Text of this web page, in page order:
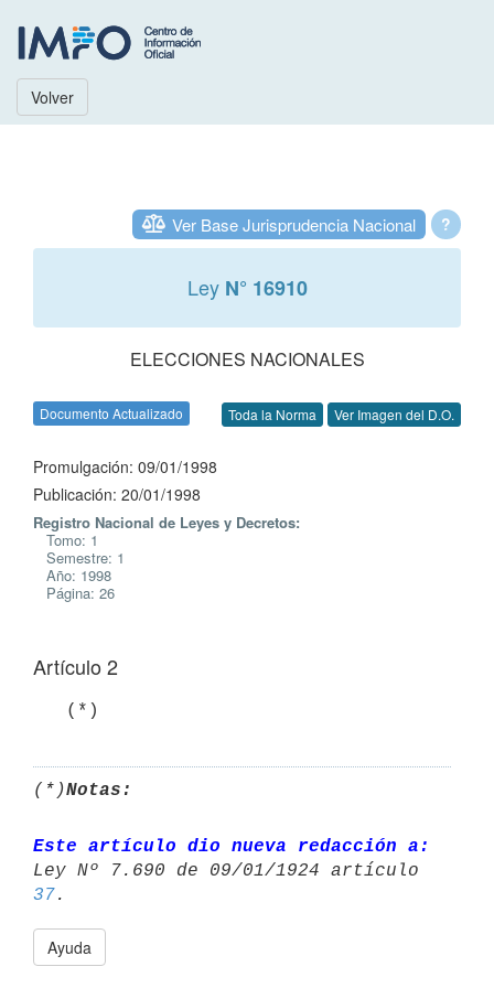
Volver
?
Ver Base Jurisprudencia Nacional
Ley N° 16910
ELECCIONES NACIONALES
Documento Actualizado Toda la Norma Ver Imagen del D.O.
Promulgación: 09/01/1998
Publicación: 20/01/1998
Registro Nacional de Leyes y Decretos:
Tomo: 1
Semestre: 1
Año: 1998
Página: 26
Artículo 2
   (*)
(*)Notas:
Este artículo dio nueva redacción a:
Ley Nº 7.690 de 09/01/1924 artículo
37
Ayuda